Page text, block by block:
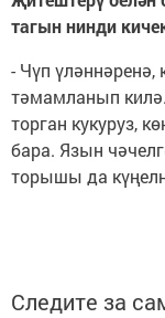
тагын нинди
- Чүп
тәмамланып
торган кукуруз,
бара. Язын
торышы да
Следите за